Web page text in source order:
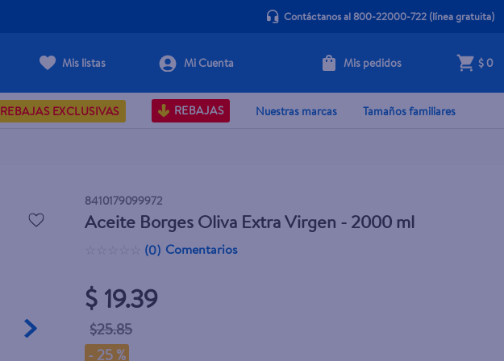
Contáctanos al 800-22000-722(línea gratuita)
Mis listas Mis pedidos $ 0
REBAJAS EXCLUSIVAS REBAJAS Nuestras marcas Tamaños familiares
8410179099972
Aceite Borges Oliva Extra Virgen - 2000 ml
(0) Comentarios
$ 19.39
$25.85
- 25 %
+ Agregar